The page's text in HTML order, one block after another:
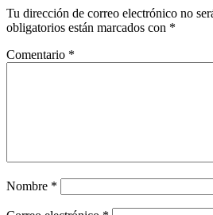
Tu dirección de correo electrónico no
obligatorios están marcados con *
Comentario *
Nombre *